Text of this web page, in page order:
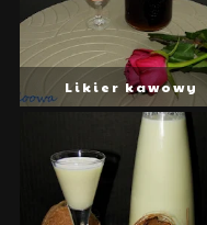
Likier kawowy